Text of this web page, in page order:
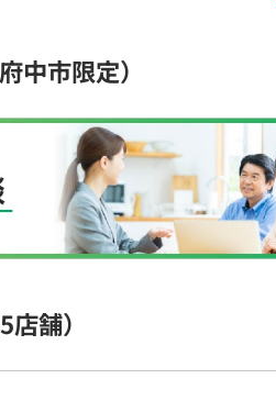
中市限定）
5店舗）